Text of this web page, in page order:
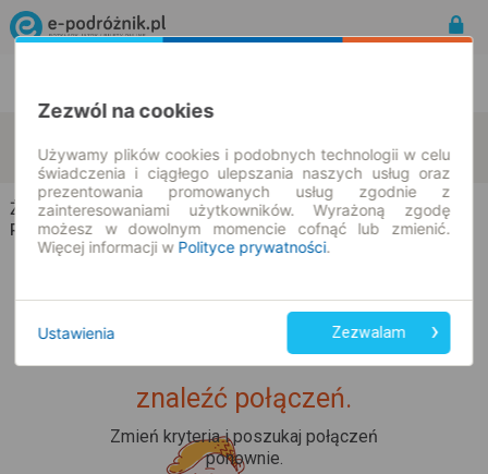
11.08.2026 | -- : --
zmień kryteria
Żelice → Kępice
Rozkład jazdy i bilety
Upss... Nie udało nam się
znaleźć połączeń.
Zmień kryteria i poszukaj połączeń
ponownie.
Zezwól na cookies
Używamy plików cookies i podobnych technologii w celu
świadczenia i ciągłego ulepszania naszych usług oraz
prezentowania promowanych usług zgodnie z
zainteresowaniami użytkowników. Wyrażoną zgodę
możesz w dowolnym momencie cofnąć lub zmienić.
Więcej informacji w Polityce prywatności.
Ustawienia Zezwalam